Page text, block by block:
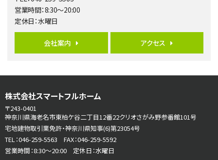
第6位
4ＳＬＤＫ
海老名駅
さがみ野駅
歩17分
ご家族が集まるLDKは１７．５帖とゆとりある広さ…
第8位
営業時間：8:30～20:00
定休日：水曜日
会社案内 アクセス
株式会社スマートフルホーム
〒243-0401
神奈川県海老名市東柏ケ谷二丁目12番22クリオさがみ野参番館101号
宅地建物取引業免許・神奈川県知事(6)第23054号
TEL：046-259-5563 FAX：046-259-5592
営業時間：8:30～20:00 定休日：水曜日